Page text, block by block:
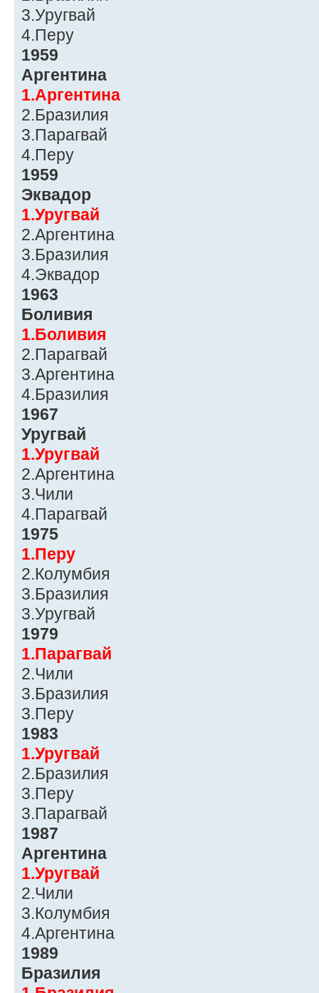
3.Уругвай
4.Перу
1959
Аргентина
1.Аргентина
2.Бразилия
3.Парагвай
4.Перу
1959
Эквадор
1.Уругвай
2.Аргентина
3.Бразилия
4.Эквадор
1963
Боливия
1.Боливия
2.Парагвай
3.Аргентина
4.Бразилия
1967
Уругвай
1.Уругвай
2.Аргентина
3.Чили
4.Парагвай
1975
1.Перу
2.Колумбия
3.Бразилия
3.Уругвай
1979
1.Парагвай
2.Чили
3.Бразилия
3.Перу
1983
1.Уругвай
2.Бразилия
3.Перу
3.Парагвай
1987
Аргентина
1.Уругвай
2.Чили
3.Колумбия
4.Аргентина
1989
Бразилия